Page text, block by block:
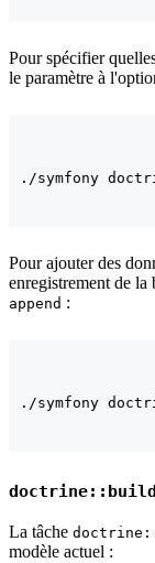
Pour spécifier
le paramètre à
Pour ajouter des
enregistrement de la
append :
La tâche
modèle actuel :